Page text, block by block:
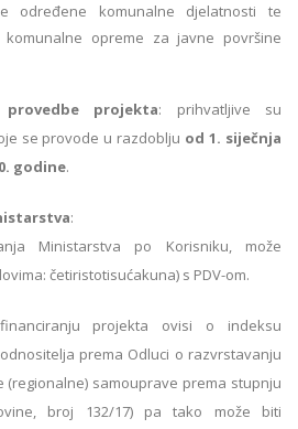
određene komunalne djelatnosti te
opreme za javne površine
projekta: prihvatljive su
se provode u razdoblju od 1. siječnja
godine.
:
Ministarstva po Korisniku, može
četiristotisućakuna) s PDV-om.
projekta ovisi o indeksu
prema Odluci o razvrstavanju
(regionalne) samouprave prema stupnju
broj 132/17) pa tako može biti